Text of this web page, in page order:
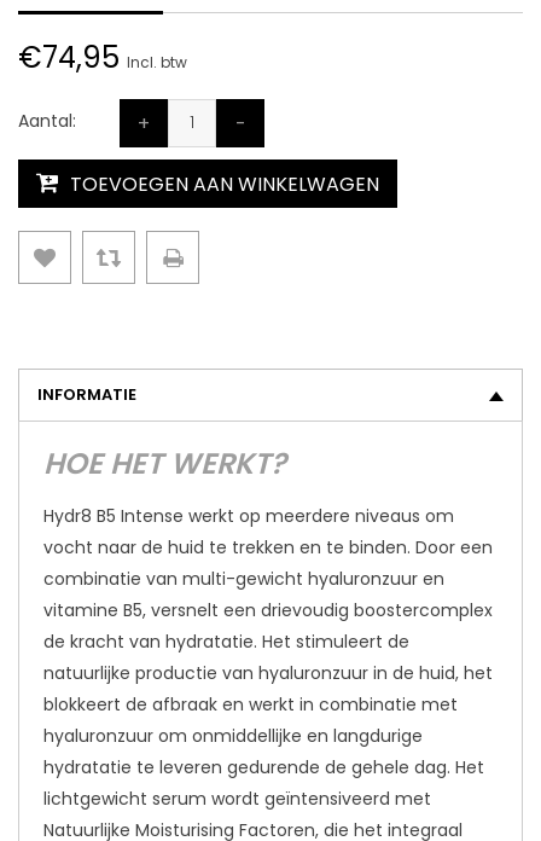
€74,95 Incl. btw
Aantal: + -
TOEVOEGEN AAN WINKELWAGEN
INFORMATIE
HOE HET WERKT?
Hydr8 B5 Intense werkt op meerdere niveaus om
vocht naar de huid te trekken en te binden. Door een
combinatie van multi-gewicht hyaluronzuur en
vitamine B5, versnelt een drievoudig boostercomplex
de kracht van hydratatie. Het stimuleert de
natuurlijke productie van hyaluronzuur in de huid, het
blokkeert de afbraak en werkt in combinatie met
hyaluronzuur om onmiddellijke en langdurige
hydratatie te leveren gedurende de gehele dag. Het
lichtgewicht serum wordt geïntensiveerd met
Natuurlijke Moisturising Factoren, die het integraal